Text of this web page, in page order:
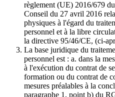
règlement (UE) 2016/679
Conseil du 27 avril 2016
physiques à l'égard du
personnel et à la libre
la directive 95/46/CE, (ci-
La base juridique du
personnel est : a. dans la
à l'exécution du contrat de
formation ou du contrat de
mesures préalables à la
paragraphe 1, point b) du